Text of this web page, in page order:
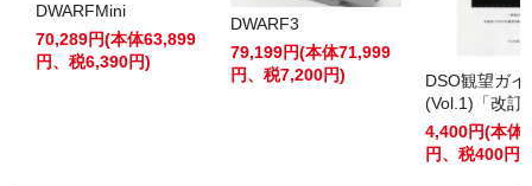
DWARFMini
70,289円(本体63,899
円、税6,390円)
DWARF3
79,199円(本体71,999
円、税7,200円)
DSO観望ガ
(Vol.1)「改訂
4,400円(本体
円、税400円)